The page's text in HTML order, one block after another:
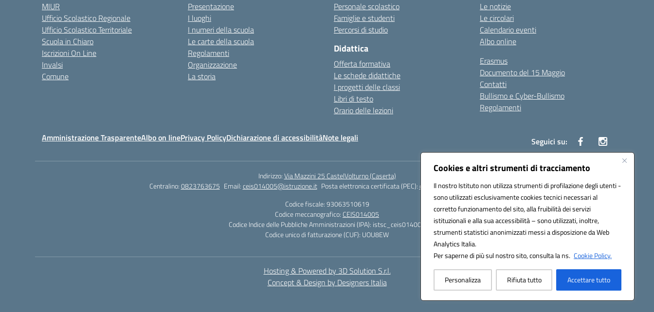
Cookies e altri strumenti di tracciamento
Il nostro Istituto non utilizza strumenti di profilazione degli utenti -
sono utilizzati esclusivamente cookies tecnici necessari al
corretto funzionamento del sito, alla fruibilità dei servizi
istituzionali e alla sua accessibilità – sono utilizzati, inoltre,
strumenti statistici anonimizzati messi a disposizione da Web
Analytics Italia.
Per saperne di più sul nostro sito, consulta la ns. Cookie Policy.
Personalizza Rifiuta tutto Accettare tutto
MIUR
Ufficio Scolastico Regionale
Ufficio Scolastico Territoriale
Scuola in Chiaro
Iscrizioni On Line
Invalsi
Comune
Presentazione
I luoghi
I numeri della scuola
Le carte della scuola
Regolamenti
Organizzazione
La storia
Personale scolastico
Famiglie e studenti
Percorsi di studio
Didattica
Offerta formativa
Le schede didattiche
I progetti delle classi
Libri di testo
Orario delle lezioni
Le notizie
Le circolari
Calendario eventi
Albo online
Erasmus
Documento del 15 Maggio
Contatti
Bullismo e Cyber-Bullismo
Regolamenti
Amministrazione TrasparenteAlbo on linePrivacy PolicyDichiarazione di accessibilitàNote legali Seguici su:
Indirizzo:Via Mazzini 25 CastelVolturno (Caserta)
Centralino:0823763675 Email:ceis014005@istruzione.it Posta elettronica certificata (PEC):ceis014005@pec.istruzione.it
Codice fiscale: 93063510619
Codice meccanografico: CEIS014005
Codice Indice delle Pubbliche Amministrazioni (IPA): istsc_ceis014005
Codice unico di fatturazione (CUF): UOU8EW
Hosting & Powered by 3D Solution S.r.l.
Concept & Design by Designers Italia